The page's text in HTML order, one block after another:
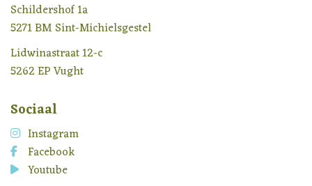
Schildershof 1a
5271 BM Sint-Michielsgestel
Lidwinastraat 12-c
5262 EP Vught
Sociaal
Instagram
Facebook
Youtube